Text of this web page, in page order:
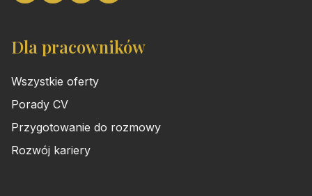
Dla pracowników
Wszystkie oferty
Porady CV
Przygotowanie do rozmowy
Rozwój kariery